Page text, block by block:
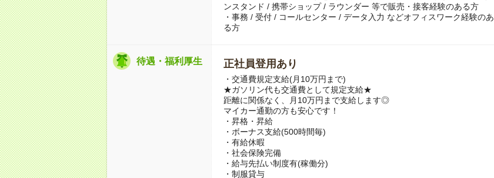
ンスタンド / 携帯ショップ / ラウンダー 等で販売・接客経験のある方
・事務 / 受付 / コールセンター / データ入力 などオフィスワーク経験のあ
る方
待遇・福利厚生 正社員登用あり
・交通費規定支給(月10万円まで)
★ガソリン代も交通費として規定支給★
距離に関係なく、月10万円まで支給します◎
マイカー通勤の方も安心です！
・昇格・昇給
・ボーナス支給(500時間毎)
・有給休暇
・社会保険完備
・給与先払い制度有(稼働分)
・制服貸与